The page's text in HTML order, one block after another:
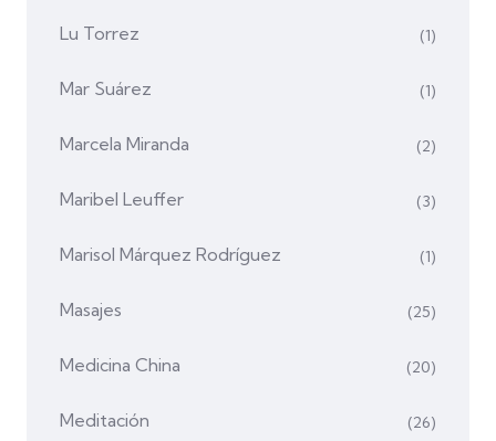
Lu Torrez (1)
Mar Suárez (1)
Marcela Miranda (2)
Maribel Leuffer (3)
Marisol Márquez Rodríguez (1)
Masajes (25)
Medicina China (20)
Meditación (26)